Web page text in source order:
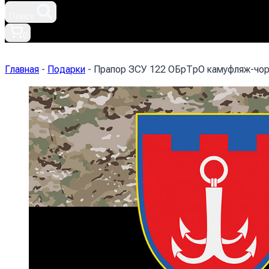
Главная - Подарки - Прапор ЗСУ 122 ОБрТрО камуфляж-